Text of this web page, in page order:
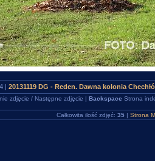
| 20131119 DG - Reden. Dawna kolonia
zdjęcie / Następne zdjęcie | Backspace Strona
Całkowita ilość zdjęć: 35 | Strona